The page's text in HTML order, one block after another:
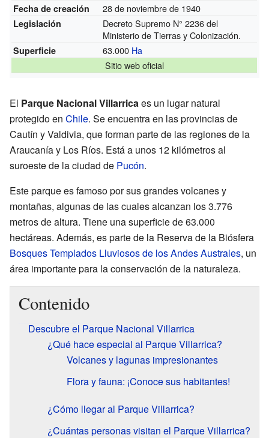
Fecha de creación 28 de noviembre de 1940
Legislación
Decreto Supremo N° 2236 del
Ministerio de Tierras y Colonización.
Superficie 63.000 Ha
Sitio web oficial
El Parque Nacional Villarricaes un lugar natural
protegido en Chile. Se encuentra en las provincias de
Cautín y Valdivia, que forman parte de las regiones de la
Araucanía y Los Ríos. Está a unos 12 kilómetros al
suroeste de la ciudad de Pucón.
Este parque es famoso por sus grandes volcanes y
montañas, algunas de las cuales alcanzan los 3.776
metros de altura. Tiene una superficie de 63.000
hectáreas. Además, es parte de la Reserva de la Biósfera
Bosques Templados Lluviosos de los Andes Australes, un
área importante para la conservación de la naturaleza.
Contenido
Descubre el Parque Nacional Villarrica
¿Qué hace especial al Parque Villarrica?
Volcanes y lagunas impresionantes
Flora y fauna: ¡Conoce sus habitantes!
¿Cómo llegar al Parque Villarrica?
¿Cuántas personas visitan el Parque Villarrica?